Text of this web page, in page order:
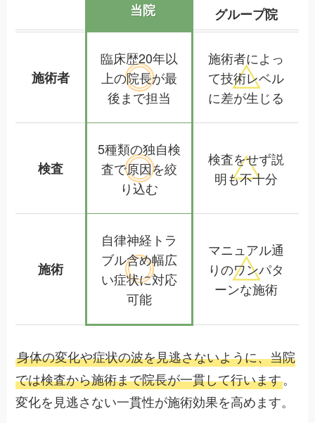
当院 グループ院
施術者
臨床歴20年以
上の院長が最
後まで担当
施術者によっ
て技術レベル
に差が生じる
検査
5種類の独自検
査で原因を絞
り込む
検査をせず説
明も不十分
施術
自律神経トラ
ブル含め幅広
い症状に対応
可能
マニュアル通
りのワンパタ
ーンな施術
身体の変化や症状の波を見逃さないように、当院
では検査から施術まで院長が一貫して行います。
変化を見逃さない一貫性が施術効果を高めます。